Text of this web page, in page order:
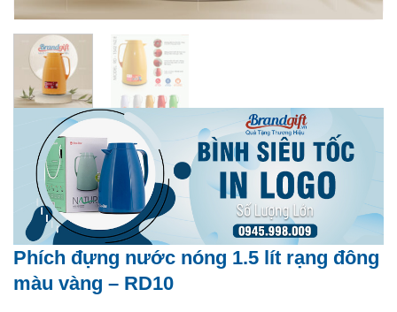
Phích đựng nước nóng 1.5 lít rạng đông
màu vàng – RD10